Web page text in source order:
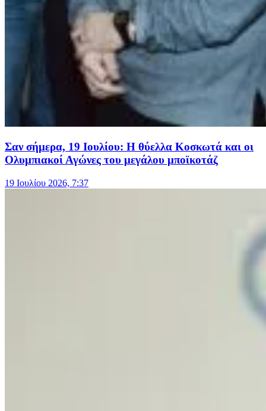
Σαν σήμερα, 19 Ιουλίου: Η θύελλα Κοσκωτά και οι
Ολυμπιακοί Αγώνες του μεγάλου μποϊκοτάζ
19 Ιουλίου 2026, 7:37